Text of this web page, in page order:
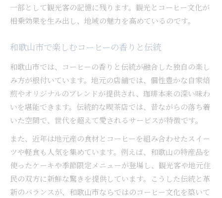
一部として観光客の記憶に残ります。観光とコーヒー文化が
相乗効果を生み出し、地域の魅力を高めているのです。
和歌山市で楽しむコーヒーの香りと伝統
和歌山市では、コーヒーの香りと伝統が融合した独自の楽し
み方が根付いています。地元の店舗では、個性豊かな自家焙
煎やオリジナルのブレンドが提供され、珈琲本来の深い味わ
いを堪能できます。伝統的な喫茶店では、昔ながらの落ち着
いた空間で、世代を超えて愛されるサービスが特徴です。
また、近年は地元産の食材とコーヒーを組み合わせたスイー
ツや軽食も人気を集めています。例えば、和歌山の特産品を
使ったケーキや季節限定メニューが登場し、観光客や地元住
民の双方に新鮮な驚きを提供しています。こうした伝統と革
新のバランスが、和歌山市ならではのコーヒー文化を築いて